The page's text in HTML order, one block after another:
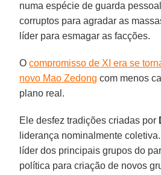
numa espécie de guarda
corruptos para agradar as
líder para esmagar as facções.
Ocompromisso de XI era se
novo Mao Zedong com menos
plano real.
Ele desfez tradições criadas por
liderança nominalmente
líder dos principais grupos do
política para criação de novos